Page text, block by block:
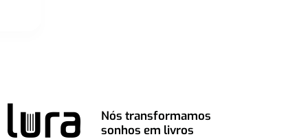
Nós transformamos
sonhos em livros